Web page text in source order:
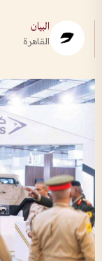
البيان
القاهرة